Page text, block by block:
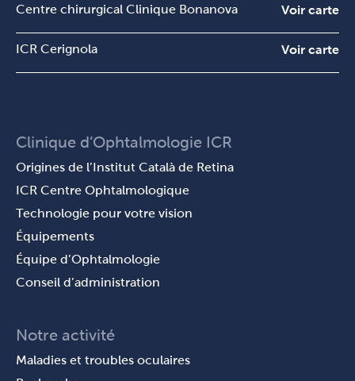
Centre chirurgical Clinique Bonanova Voir carte
ICR Cerignola Voir carte
Clinique d’Ophtalmologie ICR
Origines de l’Institut Català de Retina
ICR Centre Ophtalmologique
Technologie pour votre vision
Équipements
Équipe d’Ophtalmologie
Conseil d’administration
Notre activité
Maladies et troubles oculaires